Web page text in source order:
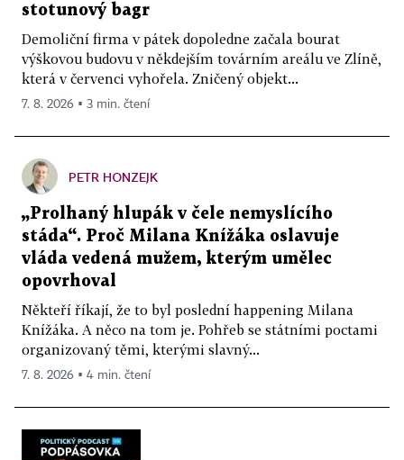
stotunový bagr
Demoliční firma v pátek dopoledne začala bourat
výškovou budovu v někdejším továrním areálu ve Zlíně,
která v červenci vyhořela. Zničený objekt...
7. 8. 2026 ▪ 3 min. čtení
PETR HONZEJK
„Prolhaný hlupák v čele nemyslícího
stáda“. Proč Milana Knížáka oslavuje
vláda vedená mužem, kterým umělec
opovrhoval
Někteří říkají, že to byl poslední happening Milana
Knížáka. A něco na tom je. Pohřeb se státními poctami
organizovaný těmi, kterými slavný...
7. 8. 2026 ▪ 4 min. čtení